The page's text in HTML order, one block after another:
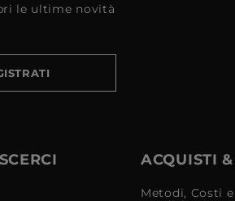
le ultime novità
ACQUISTI
Metodi, Costi